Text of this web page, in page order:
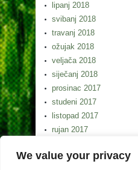
We value your privacy
lipanj 2018
svibanj 2018
travanj 2018
ožujak 2018
veljača 2018
siječanj 2018
prosinac 2017
studeni 2017
listopad 2017
rujan 2017
srpanj 2017